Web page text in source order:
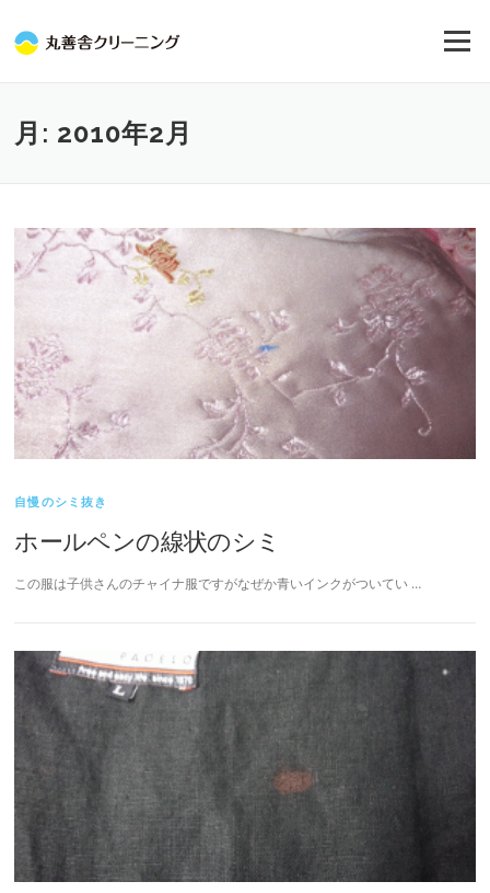
メニュー
月: 2010年2月
自慢のシミ抜き
ホールペンの線状のシミ
この服は子供さんのチャイナ服ですがなぜか青いインクがついてい …